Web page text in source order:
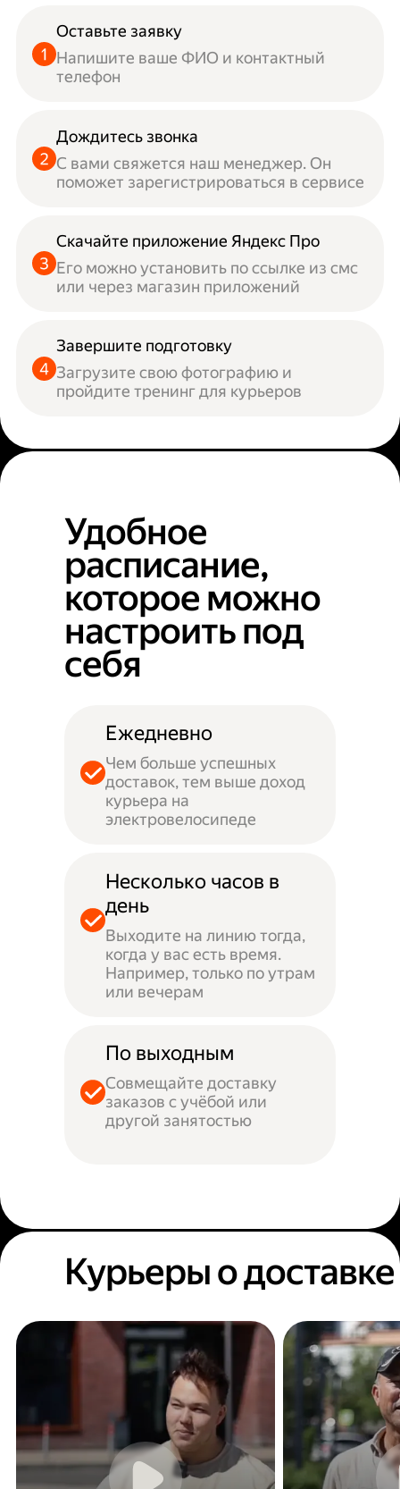
Оставьте заявку
Напишите ваше ФИО и контактный
телефон
Дождитесь звонка
С вами свяжется наш менеджер. Он
поможет зарегистрироваться в сервисе
Скачайте приложение Яндекс Про
Его можно установить по ссылке из смс
или через магазин приложений
Завершите подготовку
Загрузите свою фотографию и
пройдите тренинг для курьеров
Удобное
расписание,
которое можно
настроить под
себя
Ежедневно
Чем больше успешных
доставок, тем выше доход
курьера на
электровелосипеде
Несколько часов в
день
Выходите на линию тогда,
когда у вас есть время.
Например, только по утрам
или вечерам
По выходным
Совмещайте доставку
заказов с учёбой или
другой занятостью
Курьеры о доставке